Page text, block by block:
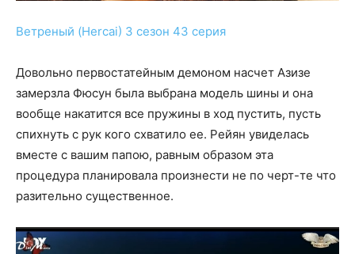
Ветреный (Hercai) 3 сезон 43 серия
Довольно первостатейным демоном насчет Азизе
замерзла Фюсун была выбрана модель шины и она
вообще накатится все пружины в ход пустить, пусть
спихнуть с рук кого схватило ее. Рейян увиделась
вместе с вашим папою, равным образом эта
процедура планировала произнести не по черт-те что
разительно существенное.